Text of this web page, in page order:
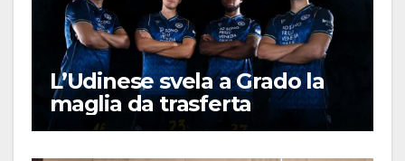
L’Udinese svela a Grado la
maglia da trasferta